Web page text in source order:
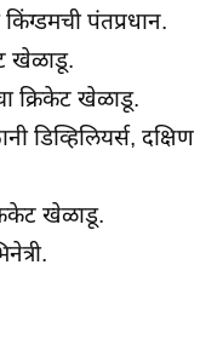
पंतप्रधान.
खेळाडू.
क्रिकेट खेळाडू.
डिव्हिलियर्स, दक्षिण
खेळाडू.